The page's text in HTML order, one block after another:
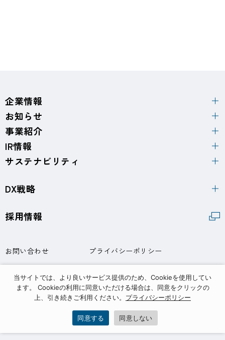
企業情報
お知らせ
事業紹介
IR情報
サステナビリティ
DX戦略
採用情報
お問い合わせ
プライバシーポリシー
サイトポリシー
当サイトでは、より良いサービス提供のため、Cookieを使用してい
ます。 Cookieの利用に同意いただける場合は、同意をクリックの
上、引き続きご利用ください。 プライバシーポリシー
同意する 同意しない